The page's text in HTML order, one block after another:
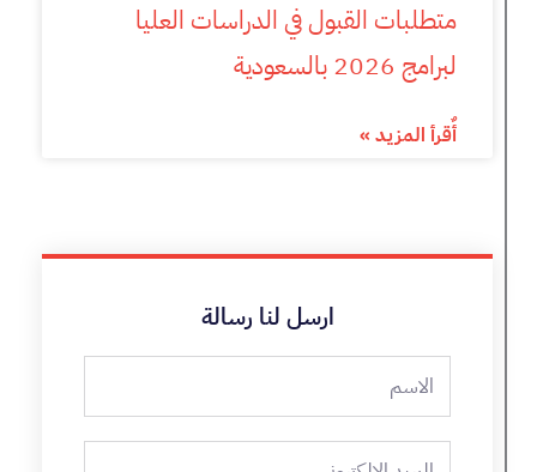
متطلبات القبول في الدراسات العليا
لبرامج 2026 بالسعودية
أٌقرأ المزيد »
ارسل لنا رسالة